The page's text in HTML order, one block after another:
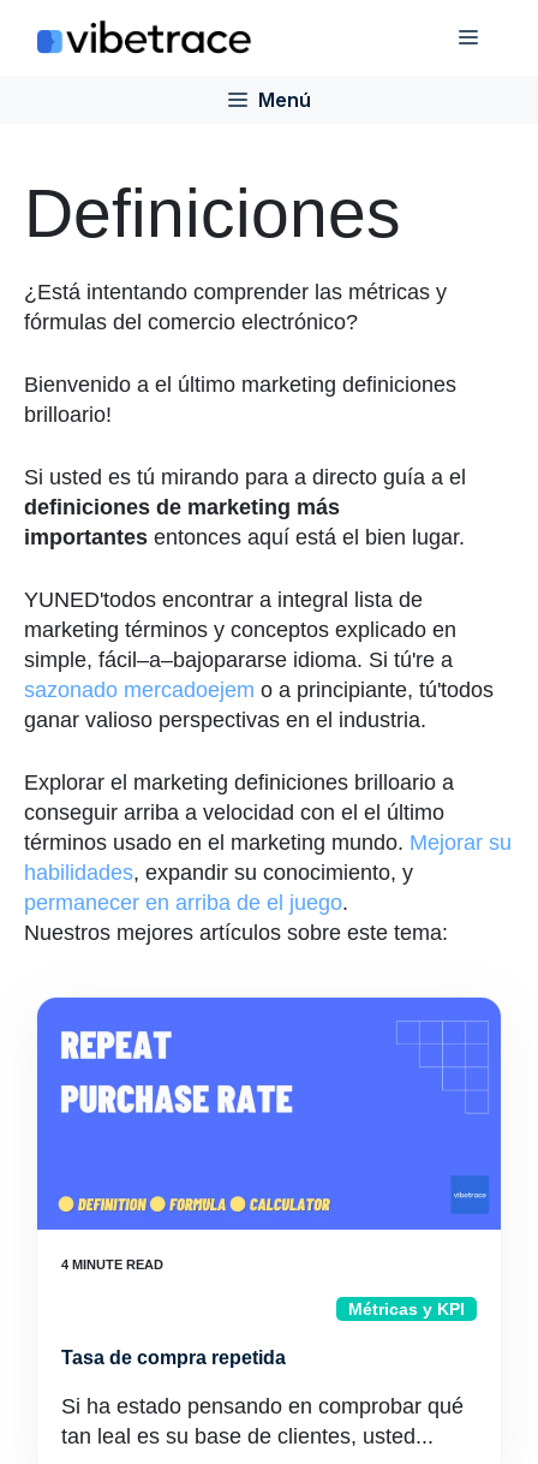
Menú
Menú
Definiciones
¿Está intentando comprender las métricas y
fórmulas del comercio electrónico?
Bienvenido a el último marketing definiciones
brilloario!
Si usted es tú mirando para a directo guía a el
definiciones de marketing más
importantes entonces aquí está el bien lugar.
YUNED'todos encontrar a integral lista de
marketing términos y conceptos explicado en
simple, fácil –a–bajopararse idioma. Si tú're a
sazonado mercadoejem o a principiante, tú'todos
ganar valioso perspectivas en el industria.
Explorar el marketing definiciones brilloario a
conseguir arriba a velocidad con el el último
términos usado en el marketing mundo. Mejorar su
habilidades, expandir su conocimiento, y
permanecer en arriba de el juego.
Nuestros mejores artículos sobre este tema:
Métricas y KPI
Tasa de compra repetida
Si ha estado pensando en comprobar qué
tan leal es su base de clientes, usted...